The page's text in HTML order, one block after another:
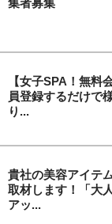
【女子SPA！無料
員登録するだけで
り...
貴社の美容アイテ
取材します！「大
アッ...